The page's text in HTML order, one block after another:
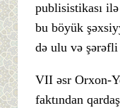
publisistikası
bu böyük
də ulu və şərəfli
VII əsr Orxon-
faktından